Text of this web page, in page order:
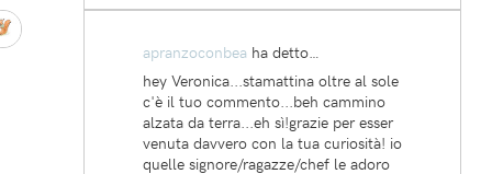
apranzoconbea ha detto…
hey Veronica...stamattina oltre al sole
c'è il tuo commento...beh cammino
alzata da terra...eh sì!grazie per esser
venuta davvero con la tua curiosità! io
quelle signore/ragazze/chef le adoro